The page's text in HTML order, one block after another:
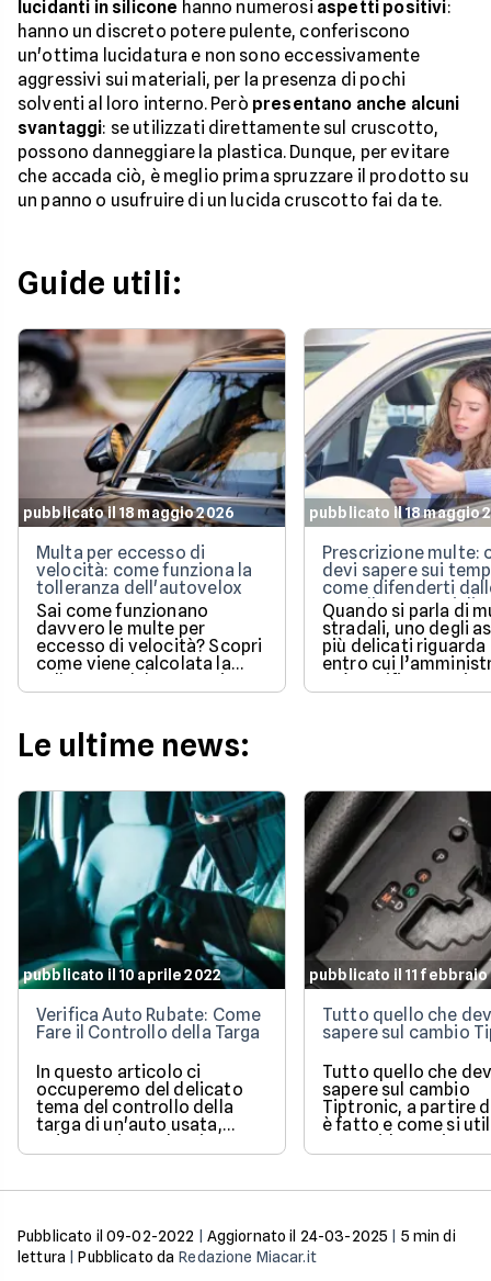
lucidanti in silicone hanno numerosi aspetti positivi:
hanno un discreto potere pulente, conferiscono
un'ottima lucidatura e non sono eccessivamente
aggressivi sui materiali, per la presenza di pochi
solventi al loro interno. Però presentano anche alcuni
svantaggi: se utilizzati direttamente sul cruscotto,
possono danneggiare la plastica. Dunque, per evitare
che accada ciò, è meglio prima spruzzare il prodotto su
un panno o usufruire di un lucida cruscotto fai da te.
Guide utili:
pubblicato il 18 maggio 2026
Multa per eccesso di
velocità: come funziona la
tolleranza dell'autovelox
Sai come funzionano
davvero le multe per
eccesso di velocità? Scopri
come viene calcolata la
tolleranza del 5% prevista
dalla legge e quali sono le
2026 per evitare brutte
sorprese alla guida.
pubblicato il 18 maggio
Prescrizione multe:
devi sapere sui
come difenderti
cartelle esattoriali
Quando si parla di
stradali, uno degli
più delicati riguarda
entro cui
può notificare o
un pagamento.
Le ultime news:
pubblicato il 10 aprile 2022
Verifica Auto Rubate: Come
Fare il Controllo della Targa
In questo articolo ci
occuperemo del delicato
tema del controllo della
targa di un'auto usata,
un'operazione che si
effettua quando si ha il
sia stata rubata. Ne
procedura e attendibilità.
pubblicato il 11 febbraio
Tutto quello che
sapere sul cambio
Tutto quello che
sapere sul cambio
Tiptronic, a partire
è fatto e come si
Una guida pratica e
semplice di un
Pubblicato il 09-02-2022 Aggiornato il 24-03-2025 5 min di
lettura |Pubblicato da Redazione Miacar.it